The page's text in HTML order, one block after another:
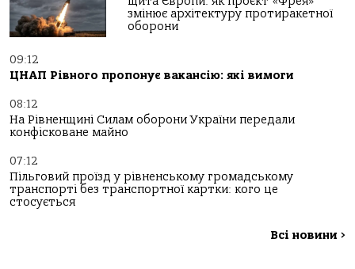
змінює архітектуру протиракетної
оборони
09:12
ЦНАП Рівного пропонує вакансію: які вимоги
08:12
На Рівненщині Силам оборони України передали
конфісковане майно
07:12
Пільговий проїзд у рівненському громадському
транспорті без транспортної картки: кого це
стосується
Всі новини >